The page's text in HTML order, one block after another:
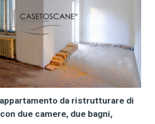
da ristrutturare di
con due camere, due bagni,